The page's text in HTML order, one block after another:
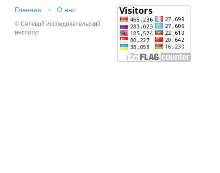
Главная
⋅ О нас
© Сетевой исследовательский
институт